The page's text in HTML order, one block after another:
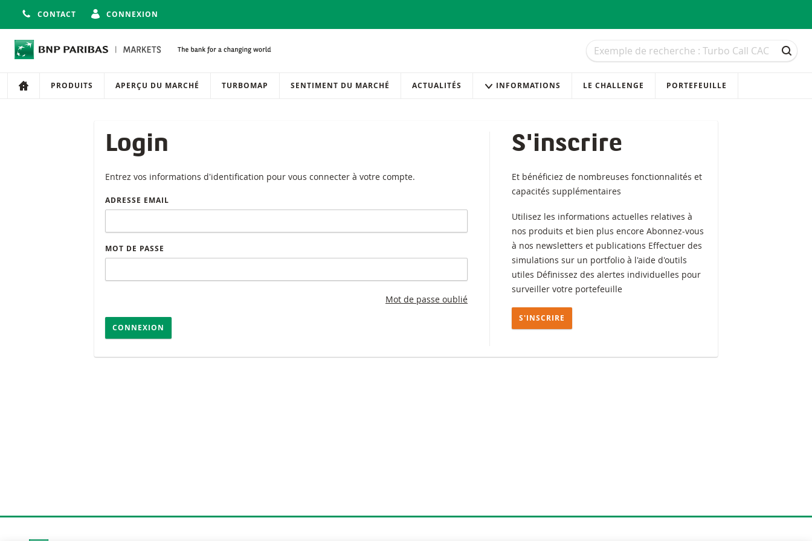
CONTACT CONNEXION
Recherche
Recherche
Navigation
Navigation sur le site
PRODUITS APERÇU DU MARCHÉ TURBOMAP SENTIMENT DU MARCHÉ ACTUALITÉS INFORMATIONS LE CHALLENGE PORTEFEUILLE
Login
Entrez vos informations d'identification pour vous connecter à votre compte.
ADRESSE EMAIL
MOT DE PASSE
Mot de passe oublié
CONNEXION
S'inscrire
Et bénéficiez de nombreuses fonctionnalités et
capacités supplémentaires
Utilisez les informations actuelles relatives à
nos produits et bien plus encore Abonnez-vous
à nos newsletters et publications Effectuer des
simulations sur un portfolio à l'aide d'outils
utiles Définissez des alertes individuelles pour
surveiller votre portefeuille
S'INSCRIRE